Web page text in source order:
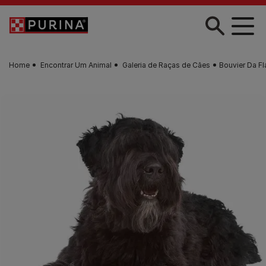
Skip to main content
Home Encontrar Um Animal Galeria de Raças de Cães Bouvier Da